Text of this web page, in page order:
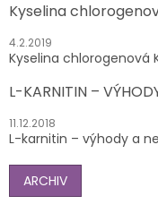
Kyselina
4.2.2019
Kyselina chlorogenová
L-KARNITIN –
11.12.2018
L-karnitin – výhody a
ARCHIV